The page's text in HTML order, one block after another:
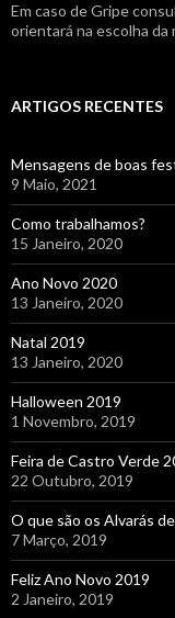
Em caso de Gripe
orientará na escolha
ARTIGOS RECENTES
Mensagens de boas
9 Maio, 2021
Como trabalhamos?
15 Janeiro, 2020
Ano Novo 2020
13 Janeiro, 2020
Natal 2019
13 Janeiro, 2020
Halloween 2019
1 Novembro, 2019
Feira de Castro Verde
22 Outubro, 2019
O que são os Alvarás de
7 Março, 2019
Feliz Ano Novo 2019
2 Janeiro, 2019